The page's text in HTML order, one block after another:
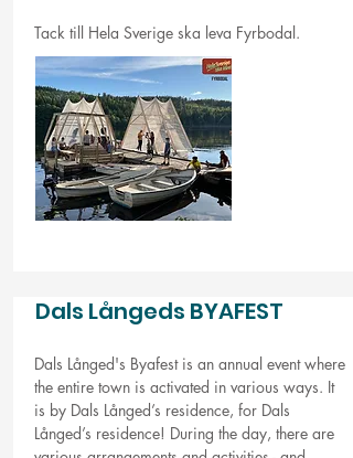
Tack till Hela Sverige ska leva Fyrbodal.
Dals Långeds BYAFEST
Dals Långed's Byafest is an annual event where
the entire town is activated in various ways. It
is by Dals Långed’s residence, for Dals
Långed’s residence! During the day, there are